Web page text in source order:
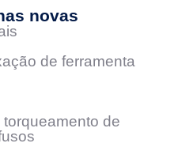
novas
de ferramenta
de